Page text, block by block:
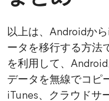
以上は、Androidか
ータを移行する方法
を利用して、
データを無線でコピ
iTunes、クラウドサ